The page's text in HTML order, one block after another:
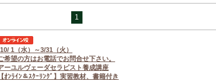
1
10/ 1（水）～3/31（火）
希望の方はお電話でお問合せ下さい。
ーユルヴェーダセラピスト養成講座
【ｵﾝﾗｲﾝ＆ｽｸｰﾘﾝｸﾞ】実習教材、書籍付き